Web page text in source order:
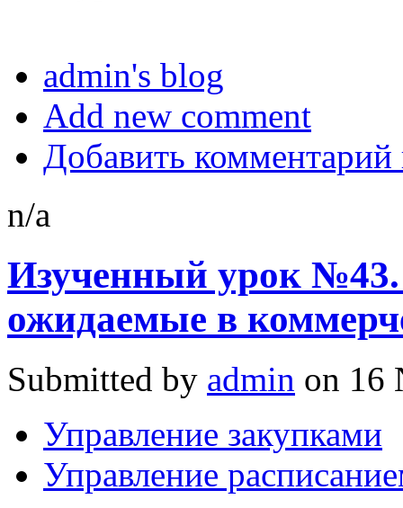
admin's blog
Add new comment
Добавить комментарий
n/a
Изученный урок
ожидаемые в
Submitted by admin on 16
Управление закупками
Управление